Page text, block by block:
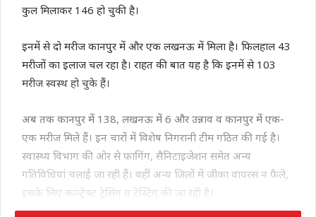
कुल मिलाकर 146 हो चुकी है।
इनमें से दो मरीज कानपुर में और एक लखनऊ में मिला है। फिलहाल 43
मरीजों का इलाज चल रहा है। राहत की बात यह है कि इनमें से 103
मरीज स्वस्थ हो चुके हैं।
अब तक कानपुर में 138, लखनऊ में 6 और उन्नाव व कानपुर में एक-
एक मरीज मिले हैं। इन चारों में विशेष निगरानी टीम गठित की गई है।
स्वास्थ्य विभाग की ओर से फागिंग, सैनिटाइजेशन समेत अन्य
गतिविधियां चलाई जा रही हैं। वहीं अन्य जिलों में जीका वायरस न फैले,
इसके लिए कान्ट्रेक्ट ट्रेसिंग व टेस्टिंग की जा रही है।